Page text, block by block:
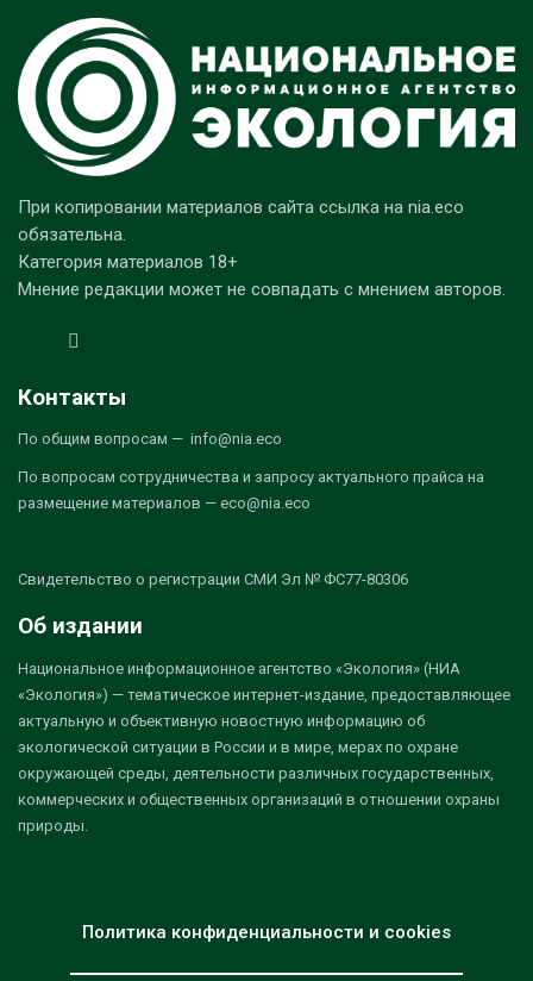
При копировании материалов сайта ссылка на nia.eco
обязательна.
Категория материалов 18+
Мнение редакции может не совпадать с мнением авторов.
Контакты
По общим вопросам — info@nia.eco
По вопросам сотрудничества и запросу актуального прайса на
размещение материалов — eco@nia.eco
Свидетельство о регистрации СМИ Эл № ФС77-80306
Об издании
Национальное информационное агентство «Экология» (НИА
«Экология») — тематическое интернет-издание, предоставляющее
актуальную и объективную новостную информацию об
экологической ситуации в России и в мире, мерах по охране
окружающей среды, деятельности различных государственных,
коммерческих и общественных организаций в отношении охраны
природы.
Политика конфиденциальности и cookies